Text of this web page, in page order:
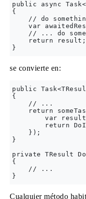
public async
{
// do
var
// ... do
    return result;
se convierte en:
public
{
    // ...
return
var
return
    });
}
private TResult
{
    // ...
Cualquier método